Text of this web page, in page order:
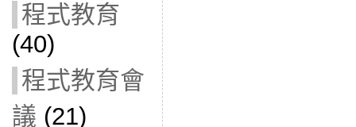
程式教育
(40)
程式教育會
議 (21)